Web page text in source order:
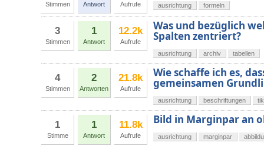
Stimmen Antwort Aufrufe ausrichtung formeln
3
Stimmen
1
Antwort
12.2k
Aufrufe
Was und bezüglich
Spalten zentriert?
ausrichtung archiv tabellen
4
Stimmen
2
Antworten
21.8k
Aufrufe
Wie schaffe ich es,
gemeinsamen
ausrichtung beschriftungen
1
Stimme
1
Antwort
11.8k
Aufrufe
Bild in Marginpar an
ausrichtung marginpar